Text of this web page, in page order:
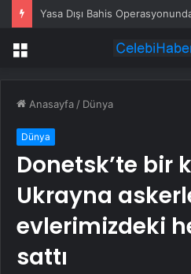
Yasa Dışı Bahis
Menü
Anasayfa / Dünya
Dünya
Donetsk’te bir
Ukrayna
evlerimizdeki
sattı